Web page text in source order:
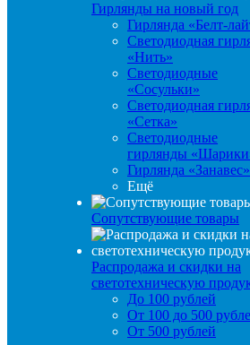
Гирлянды на новый год
Гирлянда «Белт-
Светодиодная
«Нить»
Светодиодные
«Сосульки»
Светодиодная
«Сетка»
Светодиодные
гирлянды
Гирлянда «Занавес»
Ещё
Сопутствующие товары
Распродажа и скидки на
светотехническую
До 100 рублей
От 100 до 500
От 500 рублей